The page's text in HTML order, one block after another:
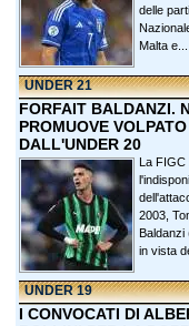
delle
Malta e...
UNDER 21
FORFAIT BALDANZI.
PROMUOVE VOLPATO
DALL'UNDER 20
La FIGC
2003,
Baldanzi
in vista
UNDER 19
I CONVOCATI DI